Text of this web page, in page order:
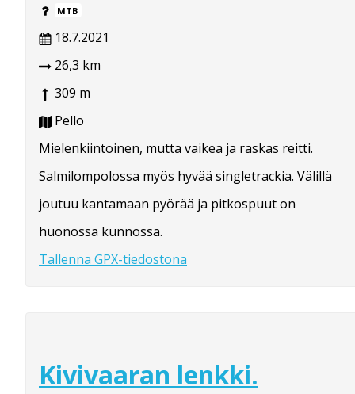
MTB
18.7.2021
26,3 km
309 m
Pello
Mielenkiintoinen, mutta vaikea ja raskas reitti.
Salmilompolossa myös hyvää singletrackia. Välillä
joutuu kantamaan pyörää ja pitkospuut on
huonossa kunnossa.
Tallenna GPX-tiedostona
Kivivaaran lenkki.